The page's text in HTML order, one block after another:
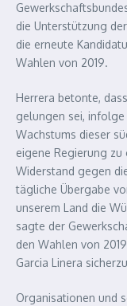
die Unterstützung
die erneute
Wahlen von 2019.
Herrera betonte,
gelungen sei,
Wachstums dieser
eigene Regierung
Widerstand gegen
tägliche Übergabe
unserem Land die
sagte der
den Wahlen von
Garcia Linera
Organisationen und